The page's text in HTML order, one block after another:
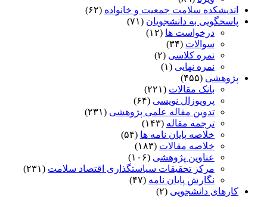
اندیشکده سلامت جمعیت و خانواده (۶۲)
پاسخگویی به دانشجویان (۷۱)
درخواست ها (۱۲)
سوالات (۳۴)
نمره کلاسی (۲)
نمره نهایی (۱)
پژوهشی (۴۵۵)
بانک مقالات (۲۲۱)
پروپوزال نویسی (۶۴)
تدوین مقاله علمی پژوهشی (۲۳۱)
ترجمه مقاله (۱۴۳)
خلاصه پایان نامه ها (۵۴)
خلاصه مقالات (۱۸۳)
عناوین پژوهشی (۱۰۶)
مرکز تحقیقات سیاستگذاری اقتصاد سلامت (۲۳۱)
نگارش پایان نامه (۴۷)
کارهای دانشجویی (۲)